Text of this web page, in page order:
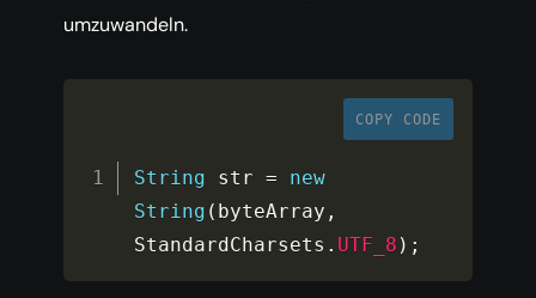
umzuwandeln.
COPY CODE
String str =
new
String ( byteArray ,
StandardCharsets . UTF_8 ) ;